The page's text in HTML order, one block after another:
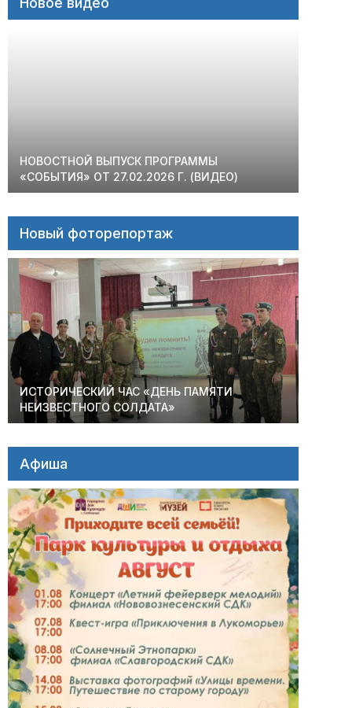
НОВОСТНОЙ ВЫПУСК ПРОГРАММЫ
«СОБЫТИЯ» ОТ 27.02.2026 Г. (ВИДЕО)
Новый фоторепортаж
ИСТОРИЧЕСКИЙ ЧАС «ДЕНЬ ПАМЯТИ
НЕИЗВЕСТНОГО СОЛДАТА»
Афиша